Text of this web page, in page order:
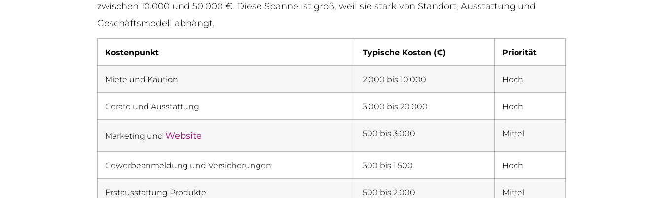
zwischen 10.000 und 50.000 €. Diese Spanne ist groß, weil sie stark von Standort, Ausstattung und
Geschäftsmodell abhängt.
Kostenpunkt Typische Kosten (€) Priorität
Miete und Kaution 2.000 bis 10.000 Hoch
Geräte und Ausstattung 3.000 bis 20.000 Hoch
Marketing und Website 500 bis 3.000 Mittel
Gewerbeanmeldung und Versicherungen 300 bis 1.500 Hoch
Erstausstattung Produkte 500 bis 2.000 Mittel